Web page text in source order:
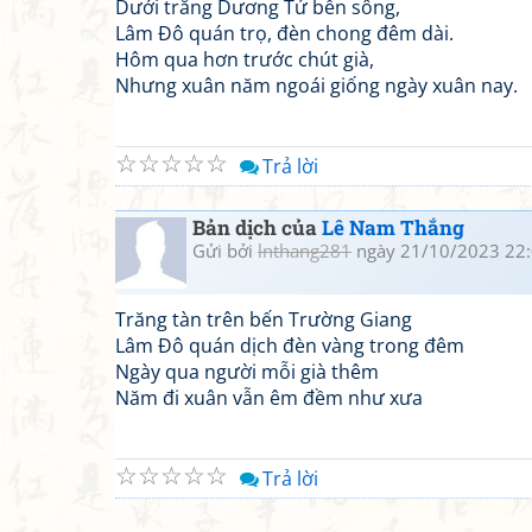
Dưới trăng Dương Tử bến sông,
Lâm Đô quán trọ, đèn chong đêm dài.
Hôm qua hơn trước chút già,
Nhưng xuân năm ngoái giống ngày xuân nay.
☆
☆
☆
☆
☆ Trả lời
Bản dịch củaLê Nam Thắng
Gửi bởi lnthang281 ngày 21/10/2023
Trăng tàn trên bến Trường Giang
Lâm Đô quán dịch đèn vàng trong đêm
Ngày qua người mỗi già thêm
Năm đi xuân vẫn êm đềm như xưa
☆
☆
☆
☆
☆ Trả lời